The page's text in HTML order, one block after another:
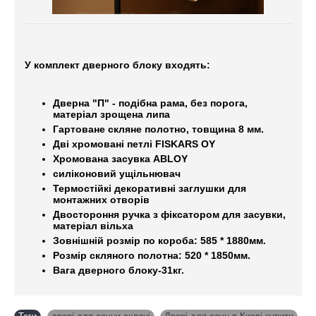
У комплект дверного блоку входять:
Дверна "П" - подібна рама, без порога,
матеріал зрощена липа
Гартоване скляне полотно, товщина 8 мм.
Дві хромовані петлі FISKARS OY
Хромована засувка ABLOY
силіконовий ущільнювач
Термостійкі декоративні заглушки для
монтажних отворів
Двостороння ручка з фіксатором для засувки,
матеріал вільха
Зовнішній розмір по короба: 585 * 1880мм.
Розмір скляного полотна: 520 * 1850мм.
Вага дверного блоку-31кг.